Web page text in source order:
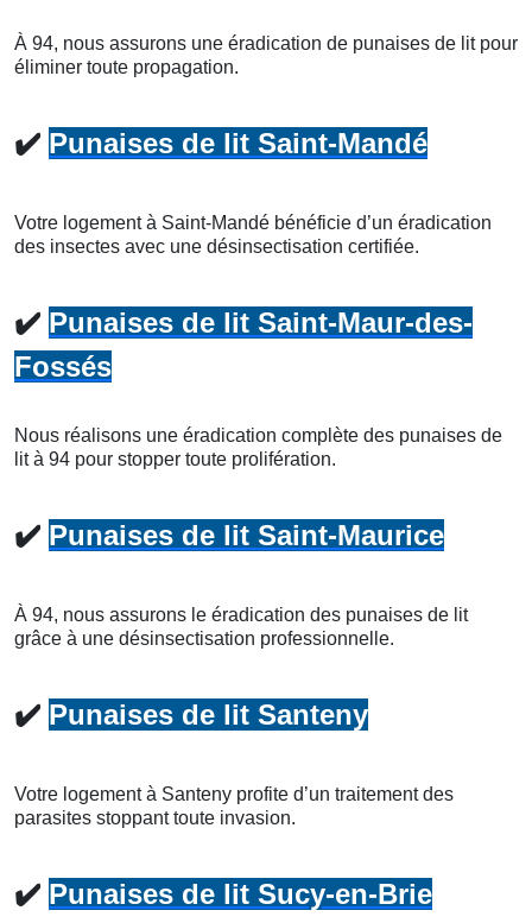
À 94, nous assurons une éradication de punaises de lit pour
éliminer toute propagation.
✔️ Punaises de lit Saint-Mandé
Votre logement à Saint-Mandé bénéficie d’un éradication
des insectes avec une désinsectisation certifiée.
✔️ Punaises de lit Saint-Maur-des-
Fossés
Nous réalisons une éradication complète des punaises de
lit à 94 pour stopper toute prolifération.
✔️ Punaises de lit Saint-Maurice
À 94, nous assurons le éradication des punaises de lit
grâce à une désinsectisation professionnelle.
✔️ Punaises de lit Santeny
Votre logement à Santeny profite d’un traitement des
parasites stoppant toute invasion.
✔️ Punaises de lit Sucy-en-Brie